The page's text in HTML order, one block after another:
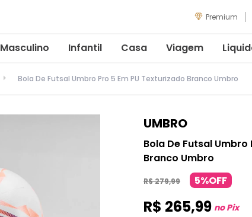
Premium
Masculino Infantil Casa Viagem
Bola De Futsal Umbro Pro 5 Em PU Texturizado Branco Umbro
UMBRO
Bola De Futsal Umbro
Branco Umbro
R$279,99 5%OFF
R$ 265,99 no Pix